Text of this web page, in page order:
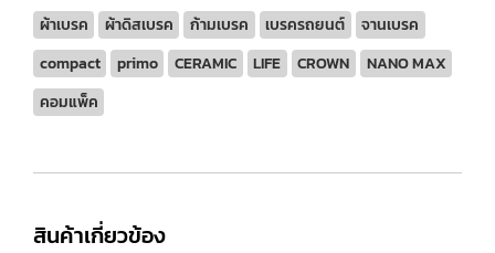
ผ้าเบรค ผ้าดิสเบรค ก้ามเบรค เบรครถยนต์
จานเบรค
compact
primo CERAMIC LIFE CROWN
NANO MAX
คอมแพ็ค
สินค้าเกี่ยวข้อง